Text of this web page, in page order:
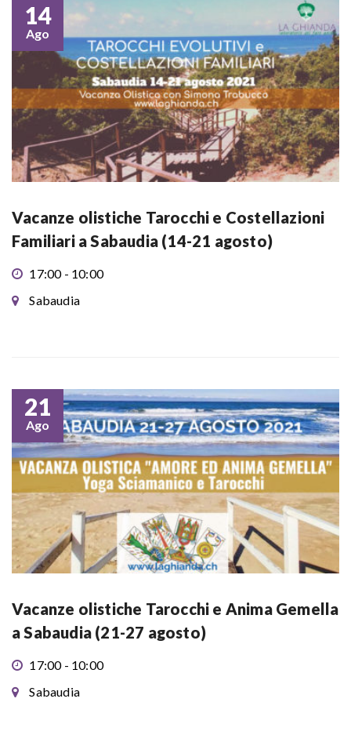
14
Ago
Vacanze olistiche Tarocchi e Costellazioni
Familiari a Sabaudia (14-21 agosto)
17:00 - 10:00
Sabaudia
21
Ago
Vacanze olistiche Tarocchi e Anima Gemella
a Sabaudia (21-27 agosto)
17:00 - 10:00
Sabaudia